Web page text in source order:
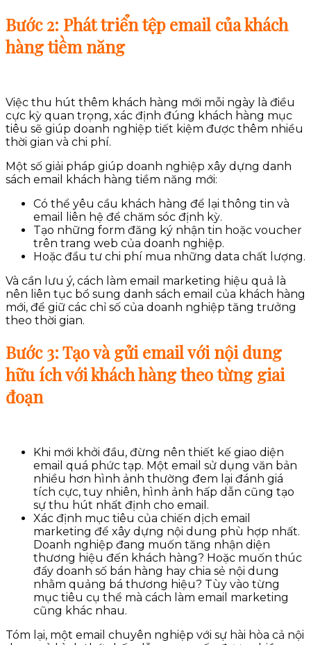
Bước 2: Phát triển tệp email của khách
hàng tiềm năng
Việc thu hút thêm khách hàng mới mỗi ngày là điều
cực kỳ quan trọng, xác định đúng khách hàng mục
tiêu sẽ giúp doanh nghiệp tiết kiệm được thêm nhiều
thời gian và chi phí.
Một số giải pháp giúp doanh nghiệp xây dựng danh
sách email khách hàng tiềm năng mới:
Có thể yêu cầu khách hàng để lại thông tin và
email liên hệ để chăm sóc định kỳ.
Tạo những form đăng ký nhận tin hoặc voucher
trên trang web của doanh nghiệp.
Hoặc đầu tư chi phí mua những data chất lượng.
Và cần lưu ý, cách làm email marketing hiệu quả là
nên liên tục bổ sung danh sách email của khách hàng
mới, để giữ các chỉ số của doanh nghiệp tăng trưởng
theo thời gian.
Bước 3: Tạo và gửi email với nội dung
hữu ích với khách hàng theo từng giai
đoạn
Khi mới khởi đầu, đừng nên thiết kế giao diện
email quá phức tạp. Một email sử dụng văn bản
nhiều hơn hình ảnh thường đem lại đánh giá
tích cực, tuy nhiên, hình ảnh hấp dẫn cũng tạo
sự thu hút nhất định cho email.
Xác định mục tiêu của chiến dịch email
marketing để xây dựng nội dung phù hợp nhất.
Doanh nghiệp đang muốn tăng nhận diện
thương hiệu đến khách hàng? Hoặc muốn thúc
đẩy doanh số bán hàng hay chia sẻ nội dung
nhằm quảng bá thương hiệu? Tùy vào từng
mục tiêu cụ thể mà cách làm email marketing
cũng khác nhau.
Tóm lại, một email chuyên nghiệp với sự hài hòa cả nội